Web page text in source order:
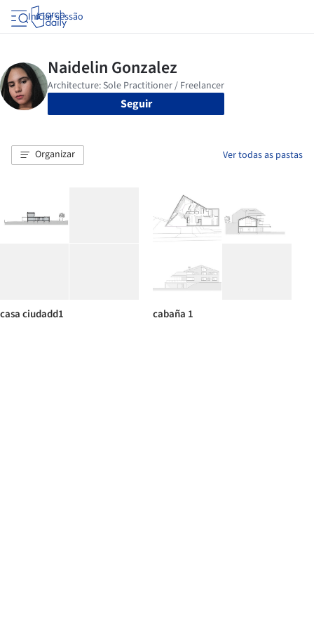
Iniciar sessão
Seguir
Organizar Ver todas as pastas
casa ciudadd1 cabaña 1